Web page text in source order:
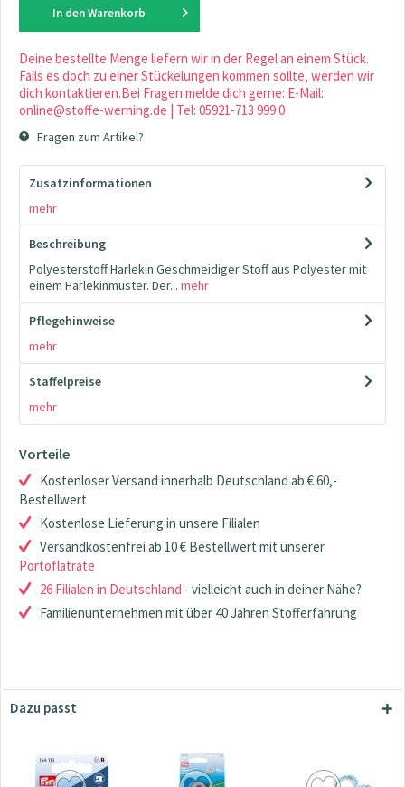
In den Warenkorb
Deine bestellte Menge liefern wir in der Regel an einem Stück.
Falls es doch zu einer Stückelungen kommen sollte, werden wir
dich kontaktieren.Bei Fragen melde dich gerne: E-Mail:
online@stoffe-werning.de | Tel: 05921-713 999 0
Fragen zum Artikel?
Zusatzinformationen
mehr
Beschreibung
Polyesterstoff Harlekin Geschmeidiger Stoff aus Polyester mit
einem Harlekinmuster. Der... mehr
Pflegehinweise
mehr
Staffelpreise
mehr
Vorteile
Kostenloser Versand innerhalb Deutschland ab € 60,-
Bestellwert
Kostenlose Lieferung in unsere Filialen
Versandkostenfrei ab 10 € Bestellwert mit unserer
Portoflatrate
26 Filialen in Deutschland - vielleicht auch in deiner Nähe?
Familienunternehmen mit über 40 Jahren Stofferfahrung
Dazu passt